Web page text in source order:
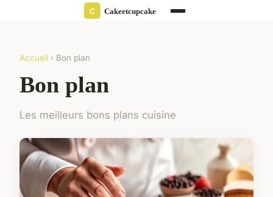
Accueil › Bon plan
Bon plan
Les meilleurs bons plans cuisine